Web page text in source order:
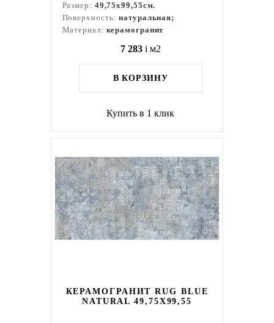
Размер: 49,75x99,55см.
Поверхность:натуральная;
Материал: керамогранит
7 283 i м2
В КОРЗИНУ
Купить в 1 клик
КЕРАМОГРАНИТ RUG BLUE
NATURAL 49,75X99,55